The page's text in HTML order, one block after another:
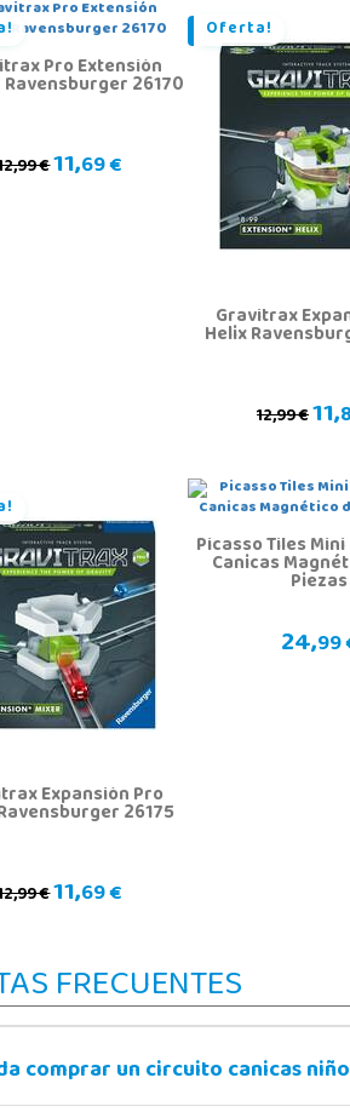
Pro Extensión
26170
€11,69 €
Oferta!
Gravitrax
Helix
12,99 €11,
Expansión Pro
26175
€11,69 €
Picasso Tiles
Canicas Piezas
24,99
FRECUENTES
comprar un circuito canicas